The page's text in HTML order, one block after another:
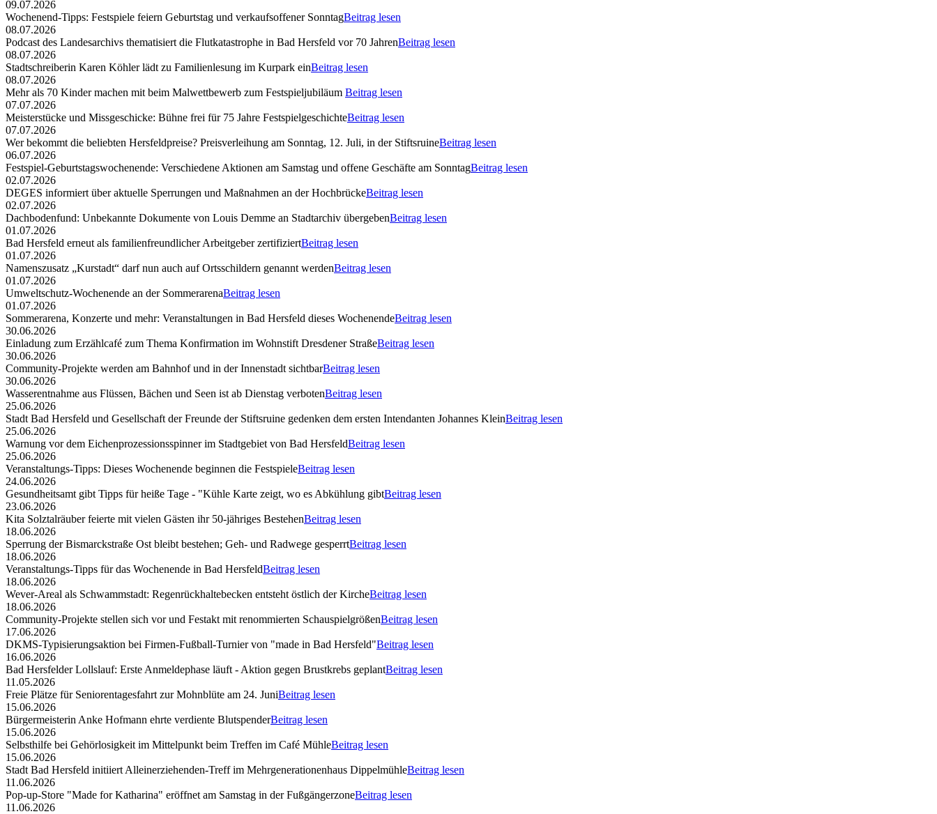
09.07.2026
Wochenend-Tipps: Festspiele feiern Geburtstag und verkaufsoffener SonntagBeitrag lesen
08.07.2026
Podcast des Landesarchivs thematisiert die Flutkatastrophe in Bad Hersfeld vor 70 JahrenBeitrag lesen
08.07.2026
Stadtschreiberin Karen Köhler lädt zu Familienlesung im Kurpark einBeitrag lesen
08.07.2026
Mehr als 70 Kinder machen mit beim Malwettbewerb zum Festspieljubiläum Beitrag lesen
07.07.2026
Meisterstücke und Missgeschicke: Bühne frei für 75 Jahre FestspielgeschichteBeitrag lesen
07.07.2026
Wer bekommt die beliebten Hersfeldpreise? Preisverleihung am Sonntag, 12. Juli, in der StiftsruineBeitrag lesen
06.07.2026
Festspiel-Geburtstagswochenende: Verschiedene Aktionen am Samstag und offene Geschäfte am SonntagBeitrag lesen
02.07.2026
DEGES informiert über aktuelle Sperrungen und Maßnahmen an der HochbrückeBeitrag lesen
02.07.2026
Dachbodenfund: Unbekannte Dokumente von Louis Demme an Stadtarchiv übergebenBeitrag lesen
01.07.2026
Bad Hersfeld erneut als familienfreundlicher Arbeitgeber zertifiziertBeitrag lesen
01.07.2026
Namenszusatz „Kurstadt“ darf nun auch auf Ortsschildern genannt werdenBeitrag lesen
01.07.2026
Umweltschutz-Wochenende an der SommerarenaBeitrag lesen
01.07.2026
Sommerarena, Konzerte und mehr: Veranstaltungen in Bad Hersfeld dieses WochenendeBeitrag lesen
30.06.2026
Einladung zum Erzählcafé zum Thema Konfirmation im Wohnstift Dresdener StraßeBeitrag lesen
30.06.2026
Community-Projekte werden am Bahnhof und in der Innenstadt sichtbarBeitrag lesen
30.06.2026
Wasserentnahme aus Flüssen, Bächen und Seen ist ab Dienstag verbotenBeitrag lesen
25.06.2026
Stadt Bad Hersfeld und Gesellschaft der Freunde der Stiftsruine gedenken dem ersten Intendanten Johannes KleinBeitrag lesen
25.06.2026
Warnung vor dem Eichenprozessionsspinner im Stadtgebiet von Bad HersfeldBeitrag lesen
25.06.2026
Veranstaltungs-Tipps: Dieses Wochenende beginnen die FestspieleBeitrag lesen
24.06.2026
Gesundheitsamt gibt Tipps für heiße Tage - "Kühle Karte zeigt, wo es Abkühlung gibtBeitrag lesen
23.06.2026
Kita Solztalräuber feierte mit vielen Gästen ihr 50-jähriges BestehenBeitrag lesen
18.06.2026
Sperrung der Bismarckstraße Ost bleibt bestehen; Geh- und Radwege gesperrtBeitrag lesen
18.06.2026
Veranstaltungs-Tipps für das Wochenende in Bad HersfeldBeitrag lesen
18.06.2026
Wever-Areal als Schwammstadt: Regenrückhaltebecken entsteht östlich der KircheBeitrag lesen
18.06.2026
Community-Projekte stellen sich vor und Festakt mit renommierten SchauspielgrößenBeitrag lesen
17.06.2026
DKMS-Typisierungsaktion bei Firmen-Fußball-Turnier von "made in Bad Hersfeld"Beitrag lesen
16.06.2026
Bad Hersfelder Lollslauf: Erste Anmeldephase läuft - Aktion gegen Brustkrebs geplantBeitrag lesen
11.05.2026
Freie Plätze für Seniorentagesfahrt zur Mohnblüte am 24. JuniBeitrag lesen
15.06.2026
Bürgermeisterin Anke Hofmann ehrte verdiente BlutspenderBeitrag lesen
15.06.2026
Selbsthilfe bei Gehörlosigkeit im Mittelpunkt beim Treffen im Café MühleBeitrag lesen
15.06.2026
Stadt Bad Hersfeld initiiert Alleinerziehenden-Treff im Mehrgenerationenhaus DippelmühleBeitrag lesen
11.06.2026
Pop-up-Store "Made for Katharina" eröffnet am Samstag in der FußgängerzoneBeitrag lesen
11.06.2026